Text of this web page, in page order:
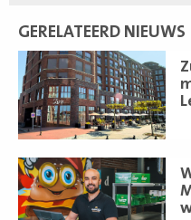
GERELATEERD NIEUWS
Lees
meer
Lees
meer